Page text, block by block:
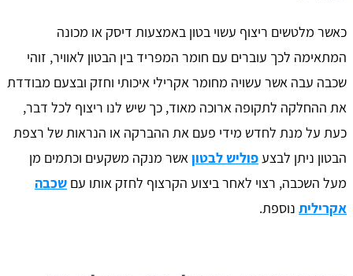
כאשר מלטשים ריצוף עשוי בטון באמצעות דיסק או מכונה
המתאימה לכך עוברים עם חומר המפריד בין הבטון לאוויר, זוהי
שכבה עבה אשר עשויה מחומר אקרילי איכותי וחזק ובצעם מבודדת
את ההחלקה לתקופה ארוכה מאוד, כך שיש לנו ריצוף לכל דבר,
כעת על מנת לחדש מידי פעם את ההברקה או הנראות של רצפת
הבטון ניתן לבצעפוליש לבטון אשר מנקה משקעים וכתמים מן
מעל השכבה, רצוי לאחר ביצוע הקרצוף לחזק אותו עם שכבה
אקרילית נוספת.